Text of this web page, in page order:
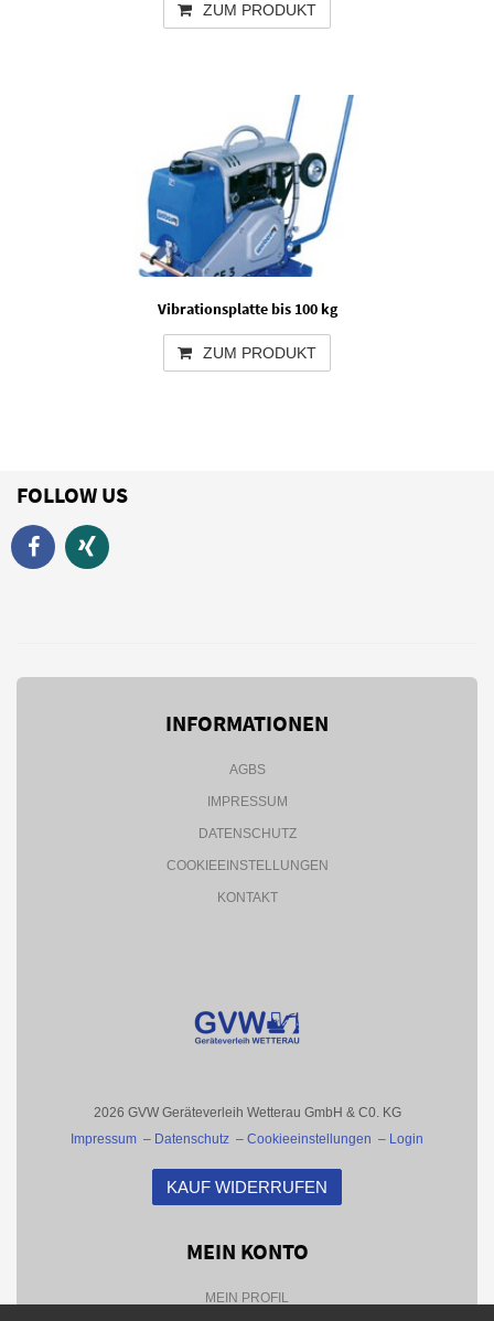
ZUM PRODUKT
Vibrationsplatte bis 100 kg
ZUM PRODUKT
FOLLOW US
INFORMATIONEN
AGBS
IMPRESSUM
DATENSCHUTZ
COOKIEEINSTELLUNGEN
KONTAKT
2026 GVW Geräteverleih Wetterau GmbH & C0. KG
Impressum – Datenschutz – Cookieeinstellungen – Login
KAUF WIDERRUFEN
MEIN KONTO
MEIN PROFIL